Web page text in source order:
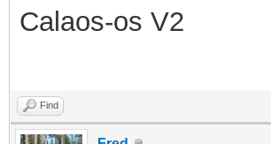
Calaos-os V2
Find